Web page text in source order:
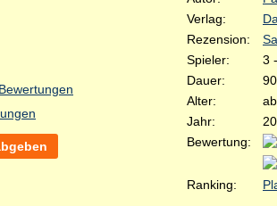
Verlag:
Rezension:
Spieler:
3
Dauer:
Alter:
Jahr:
Bewertung:
Ranking: